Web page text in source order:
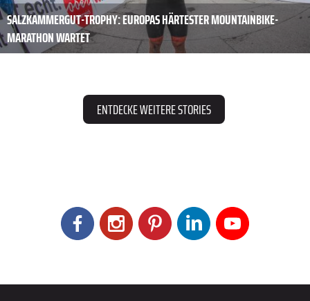
SALZKAMMERGUT-TROPHY: EUROPAS HÄRTESTER MOUNTAINBIKE-
MARATHON WARTET
ENTDECKE WEITERE STORIES